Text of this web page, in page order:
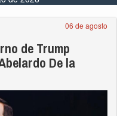
06 de agosto
de Trump
De la